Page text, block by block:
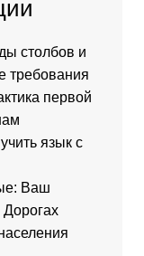
столбов и
требования
первой
язык с
Ваш